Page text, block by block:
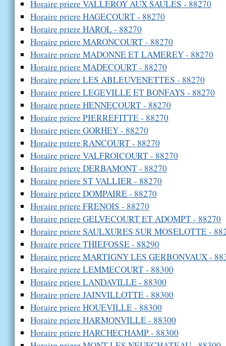
Horaire priere VALLEROY AUX SAULES - 88270
Horaire priere HAGECOURT - 88270
Horaire priere HAROL - 88270
Horaire priere MARONCOURT - 88270
Horaire priere MADONNE ET LAMEREY - 88270
Horaire priere MADECOURT - 88270
Horaire priere LES ABLEUVENETTES - 88270
Horaire priere LEGEVILLE ET BONFAYS - 88270
Horaire priere HENNECOURT - 88270
Horaire priere PIERREFITTE - 88270
Horaire priere GORHEY - 88270
Horaire priere RANCOURT - 88270
Horaire priere VALFROICOURT - 88270
Horaire priere DERBAMONT - 88270
Horaire priere ST VALLIER - 88270
Horaire priere DOMPAIRE - 88270
Horaire priere FRENOIS - 88270
Horaire priere GELVECOURT ET ADOMPT - 88270
Horaire priere SAULXURES SUR MOSELOTTE -
Horaire priere THIEFOSSE - 88290
Horaire priere MARTIGNY LES GERBONVAUX -
Horaire priere LEMMECOURT - 88300
Horaire priere LANDAVILLE - 88300
Horaire priere JAINVILLOTTE - 88300
Horaire priere HOUEVILLE - 88300
Horaire priere HARMONVILLE - 88300
Horaire priere HARCHECHAMP - 88300